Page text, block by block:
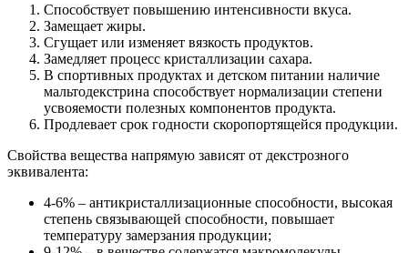
Способствует повышению интенсивности вкуса.
Замещает жиры.
Сгущает или изменяет вязкость продуктов.
Замедляет процесс кристаллизации сахара.
В спортивных продуктах и детском питании наличие
мальтодекстрина способствует нормализации степени
усвояемости полезных компонентов продукта.
Продлевает срок годности скоропортящейся продукции.
Свойства вещества напрямую зависят от декстрозного
эквивалента:
4-6% – антикристаллизационные способности, высокая
степень связывающей способности, повышает
температуру замерзания продукции;